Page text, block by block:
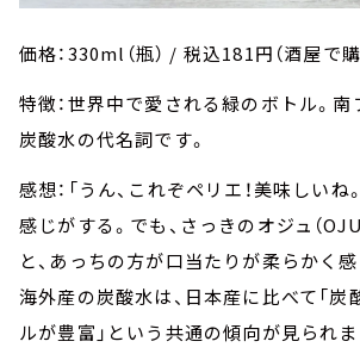
価格：330ml（瓶） / 税込181円（酒屋で購
特徴：世界中で愛される緑のボトル。
炭酸水の代名詞です。
感想：「うん、これぞペリエ！美味しい
感じがする。でも、さっきのオジュ（
と、あっちの方が口当たりが柔らかく感
海外産の炭酸水は、日本産に比べて「炭
ルが豊富」という共通の傾向が見られ